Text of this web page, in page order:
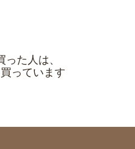
った人は、
っています